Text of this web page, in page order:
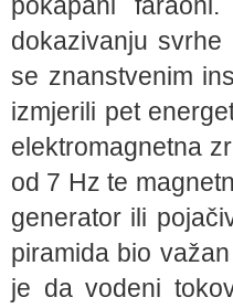
dokazivanju
se znanstvenim
izmjerili pet
elektromagnetna
od 7 Hz te
generator ili
piramida bio
je da vodeni